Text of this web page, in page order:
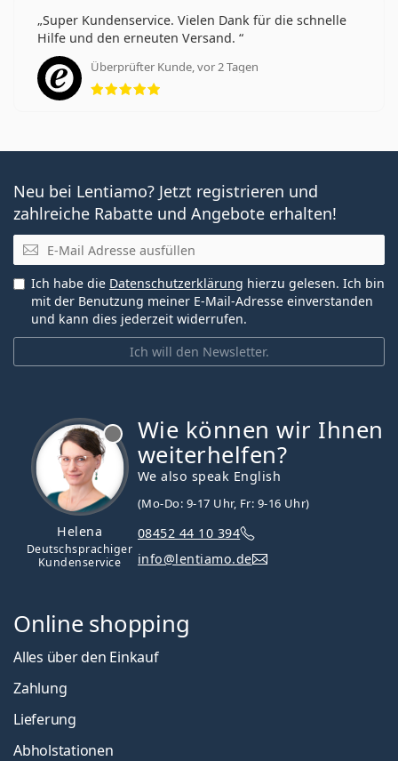
Super Kundenservice. Vielen Dank für die schnelle
Hilfe und den erneuten Versand.
Überprüfter Kunde, vor 2 Tagen
Bewertung 5 aus 5
Neu bei Lentiamo? Jetzt registrieren und
zahlreiche Rabatte und Angebote erhalten!
E-Mail
Ich will den Newsletter.
Ich habe die Datenschutzerklärung hierzu gelesen. Ich bin
mit der Benutzung meiner E-Mail-Adresse einverstanden
und kann dies jederzeit widerrufen.
Helena
Deutschsprachiger
Kundenservice
Wie können wir Ihnen
weiterhelfen?
We also speak English
(Mo-Do: 9-17 Uhr, Fr: 9-16 Uhr)
08452 44 10 394
info@lentiamo.de
Online shopping
Alles über den Einkauf
Zahlung
Lieferung
Abholstationen